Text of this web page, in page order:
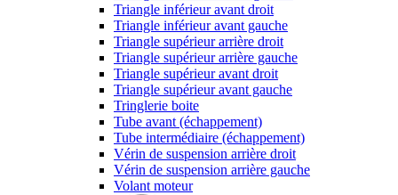
Triangle inférieur avant droit
Triangle inférieur avant gauche
Triangle supérieur arrière droit
Triangle supérieur arrière gauche
Triangle supérieur avant droit
Triangle supérieur avant gauche
Tringlerie boite
Tube avant (échappement)
Tube intermédiaire (échappement)
Vérin de suspension arrière droit
Vérin de suspension arrière gauche
Volant moteur